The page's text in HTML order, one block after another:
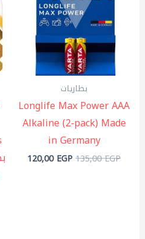
بطاريات
Longlife Max Power AAA
Alkaline (2-pack) Made
in Germany
135,00EGP
120,00EGP